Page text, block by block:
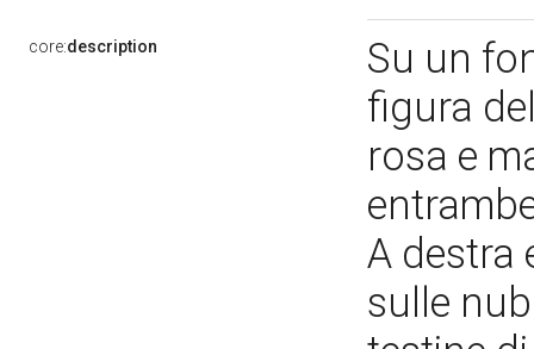
core:description
Su un
figura
rosa e
A destra
sulle